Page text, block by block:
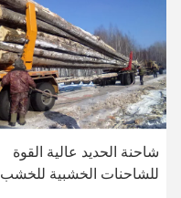
شاحنة الحديد عالية القوة
للشاحنات الخشبية للخشب